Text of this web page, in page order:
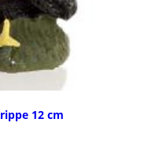
12 cm